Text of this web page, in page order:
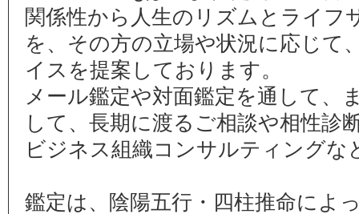
関係性から人生のリズムとライフ
を、その方の立場や状況に応じて
イスを提案しております。
メール鑑定や対面鑑定を通して、
して、長期に渡るご相談や相性診
ビジネス組織コンサルティングな
鑑定は、陰陽五行・四柱推命によ